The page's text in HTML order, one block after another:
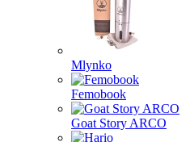
Mlynko
Femobook
Goat Story ARCO